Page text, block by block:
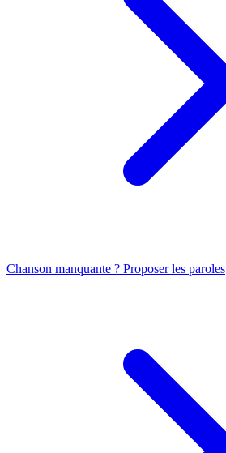
Chanson manquante ? Proposer les paroles